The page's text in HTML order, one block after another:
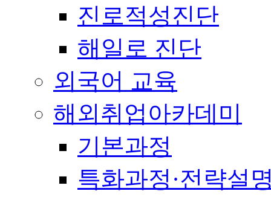
진로적성진단
해일로 진단
외국어 교육
해외취업아카데미
기본과정
특화과정·전략설